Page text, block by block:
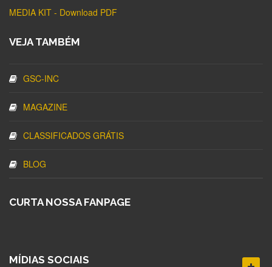
MEDIA KIT - Download PDF
VEJA TAMBÉM
GSC-INC
MAGAZINE
CLASSIFICADOS GRÁTIS
BLOG
CURTA NOSSA FANPAGE
MÍDIAS SOCIAIS